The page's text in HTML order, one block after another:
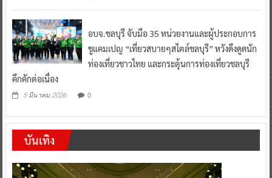
อบจ.ชลบุรี จับมือ 35 หน่วยงานและผู้ประกอบการ
ชูแคมเปญ “เที่ยวสบายๆสไตล์ชลบุรี” หวังดึงดูดนัก
ท่องเที่ยวชาวไทย และกระตุ้นการท่องเที่ยวชลบุรี
คึกคักต่อเนื่อง
5 มีนาคม 2026 0
บันเทิง